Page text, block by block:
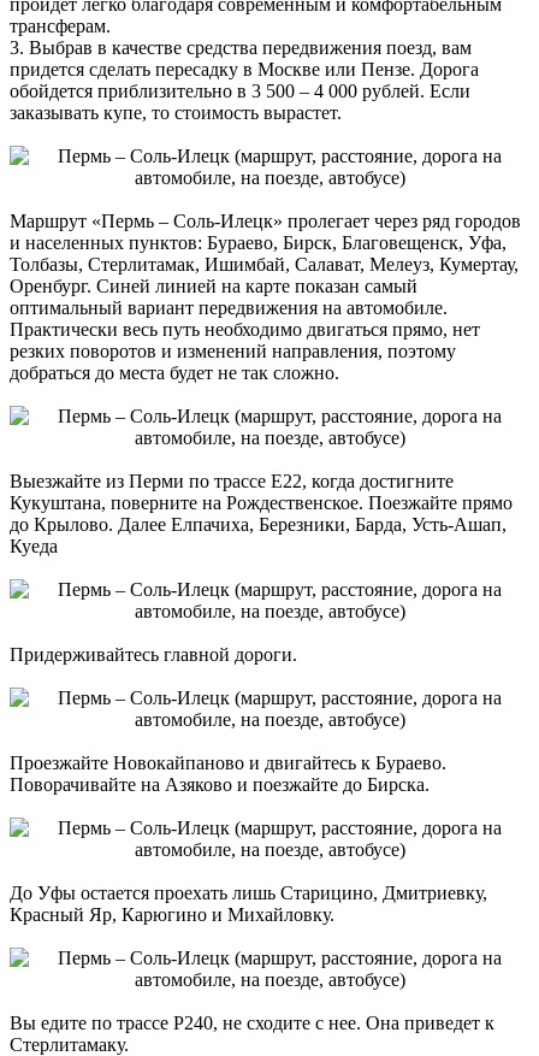
трансферам.
3. Выбрав в качестве средства передвижения поезд, вам
придется сделать пересадку в Москве или Пензе. Дорога
обойдется приблизительно в 3 500 – 4 000 рублей. Если
заказывать купе, то стоимость вырастет.
Маршрут «Пермь – Соль-Илецк» пролегает через ряд городов
и населенных пунктов: Бураево, Бирск, Благовещенск, Уфа,
Толбазы, Стерлитамак, Ишимбай, Салават, Мелеуз, Кумертау,
Оренбург. Синей линией на карте показан самый
оптимальный вариант передвижения на автомобиле.
Практически весь путь необходимо двигаться прямо, нет
резких поворотов и изменений направления, поэтому
добраться до места будет не так сложно.
Выезжайте из Перми по трассе Е22, когда достигните
Кукуштана, поверните на Рождественское. Поезжайте прямо
до Крылово. Далее Елпачиха, Березники, Барда, Усть-Ашап,
Куеда
Придерживайтесь главной дороги.
Проезжайте Новокайпаново и двигайтесь к Бураево.
Поворачивайте на Азяково и поезжайте до Бирска.
До Уфы остается проехать лишь Старицино, Дмитриевку,
Красный Яр, Карюгино и Михайловку.
Вы едите по трассе Р240, не сходите с нее. Она приведет к
Стерлитамаку.